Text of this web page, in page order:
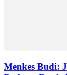
Menkes Budi: